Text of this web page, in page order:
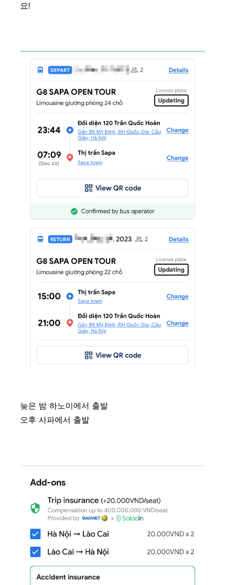
요!
늦은 밤 하노이에서 출발
오후 사파에서 출발